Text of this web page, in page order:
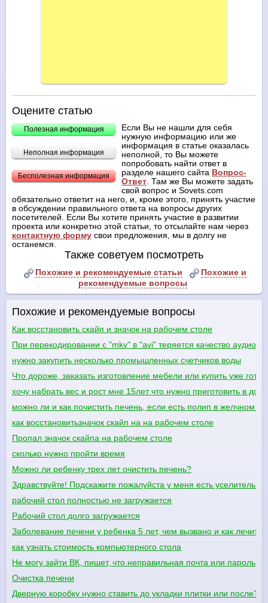
Оцените статью
Полезная информация
Неполная информация
Бесполезная информация
Если Вы не нашли для себя
нужную информацию или же
информация в статье оказалась
неполной, то Вы можете
попробовать найти ответ в
разделе нашего сайта Вопрос-
Ответ. Там же Вы можете задать
свой вопрос и Sovets.com
обязательно ответит на него, и, кроме этого, принять участие
в обсуждении правильного ответа на вопросы других
посетителей. Если Вы хотите принять участие в развитии
проекта или конкретно этой статьи, то отсылайте нам через
контактную форму свои предложения, мы в долгу не
останемся.
Также советуем посмотреть
Похожие и рекомендуемые статьи
Похожие и
рекомендуемые вопросы
Похожие и рекомендуемые вопросы
Как восстановить скайп и значок на рабочем столе
При перекодировании с "mkv" в "avi" теряется качество аудио
нужно закупить несколько промышленных счетчиков воды
Что дороже, заказать изготовление мебели или купить уже
хочу набрать вес и рост мне 15лет что нужно приготовить в
можно ли и как почистить печень, если есть полип в желчном
как восстановитьзначок скайп на на рабочем столе
Пропал значок скайпа на рабочем столе
сколько нужно пройти время
Можно ли ребенку трех лет очистить печень?
Здравствуйте! Подскажите пожалуйста у меня есть уселитель
рабочий стол полностью не загружается
Рабочий стол долго загружается
Заболевание печени у ребенка 5 лет, чем вызвано и как лечить.
как узнать стоимость компьютерного стола
Не могу зайти ВК, пишет, что неправильная почта или пароль
Очистка печени
Дверную коробку нужно ставить до укладки плитки или после?